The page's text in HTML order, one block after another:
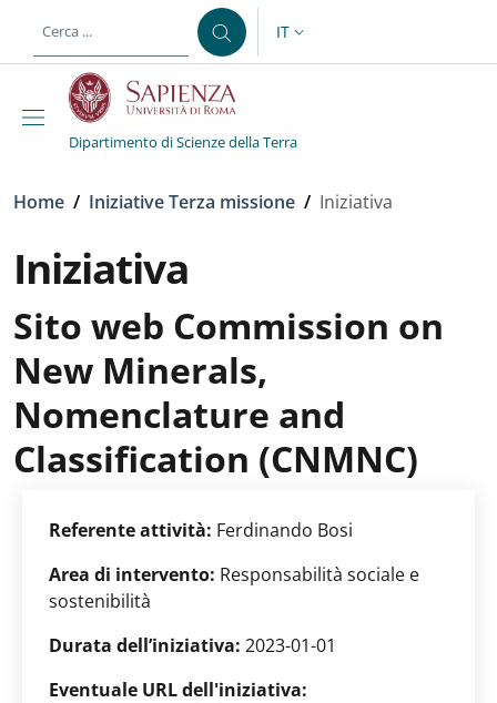
al contenuto principale
SELETTORE LINGUA:
IT
Dipartimento di Scienze della Terra
Briciole di pane
Home / Iniziative Terza missione / Iniziativa
Iniziativa
Sito web Commission on
New Minerals,
Nomenclature and
Classification (CNMNC)
Referente attività: Ferdinando Bosi
Area di intervento: Responsabilità sociale e
sostenibilità
Durata dell’iniziativa: 2023-01-01
Eventuale URL dell'iniziativa: